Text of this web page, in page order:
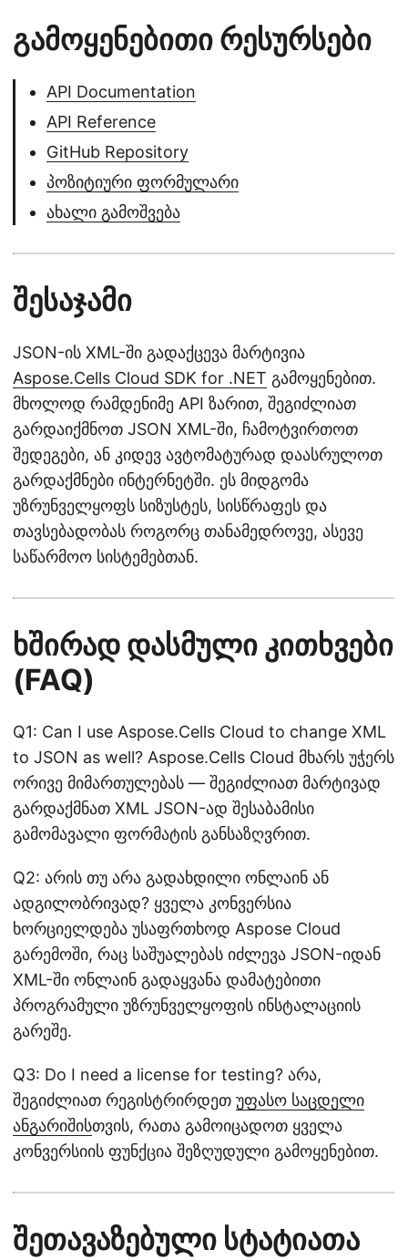
გამოყენებითი რესურსები
API Documentation
API Reference
GitHub Repository
პოზიტიური ფორმულარი
ახალი გამოშვება
შესაჯამი
JSON-ის XML-ში გადაქცევა მარტივია
Aspose.Cells Cloud SDK for .NET გამოყენებით.
მხოლოდ რამდენიმე API ზარით, შეგიძლიათ
გარდაიქმნოთ JSON XML-ში, ჩამოტვირთოთ
შედეგები, ან კიდევ ავტომატურად დაასრულოთ
გარდაქმნები ინტერნეტში. ეს მიდგომა
უზრუნველყოფს სიზუსტეს, სისწრაფეს და
თავსებადობას როგორც თანამედროვე, ასევე
საწარმოო სისტემებთან.
ხშირად დასმული კითხვები
(FAQ)
Q1: Can I use Aspose.Cells Cloud to change XML
to JSON as well? Aspose.Cells Cloud მხარს უჭერს
ორივე მიმართულებას — შეგიძლიათ მარტივად
გარდაქმნათ XML JSON-ად შესაბამისი
გამომავალი ფორმატის განსაზღვრით.
Q2: არის თუ არა გადახდილი ონლაინ ან
ადგილობრივად? ყველა კონვერსია
ხორციელდება უსაფრთხოდ Aspose Cloud
გარემოში, რაც საშუალებას იძლევა JSON-იდან
XML-ში ონლაინ გადაყვანა დამატებითი
პროგრამული უზრუნველყოფის ინსტალაციის
გარეშე.
Q3: Do I need a license for testing? არა,
შეგიძლიათ რეგისტრირდეთ უფასო საცდელი
ანგარიშისთვის, რათა გამოიცადოთ ყველა
კონვერსიის ფუნქცია შეზღუდული გამოყენებით.
შეთავაზებული სტატიათა